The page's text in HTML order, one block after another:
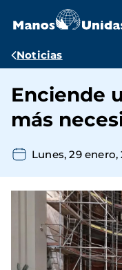
contenido
Ruta
navegación
Noticias
Enciende
más
Lunes, 29 enero,